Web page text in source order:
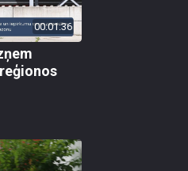
00:01:36